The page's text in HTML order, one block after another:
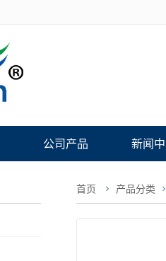
公司产品 新闻
首页 产品分类